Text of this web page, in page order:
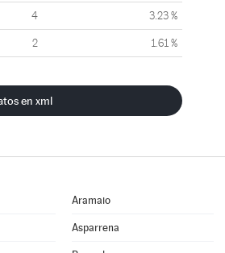
4 3.23 %
2 1.61 %
en xml
Aramaio
Asparrena